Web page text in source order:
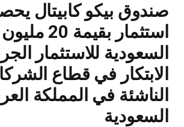
صندوق بيكو كابيتال
استثمار
السعودية للاستثمار
الابتكار في قطاع
الناشئة في المملكة
السعودية